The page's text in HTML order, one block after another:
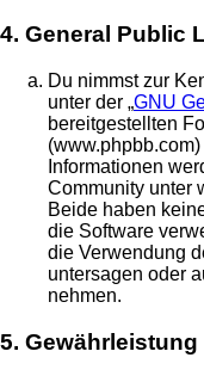
4. General Public
Du nimmst zur
unter der „GNU
bereitgestellten
Informationen
Community unter
Beide haben
die Software
die Verwendung
untersagen oder
nehmen.
5. Gewährleistung